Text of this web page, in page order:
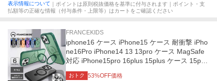
表示情報について ｜ポイントは原則税抜価格を基準に付与されます｜ポイント・支
払額等の正確な情報（付与条件・上限等）はカートをご確認ください
FRANCEKIDS
iphone16 ケース iPhone15 ケース 耐衝撃 iPho
ne16Pro iPhone14 13 13pro ケース MagSafe
対応 iPhone15pro 16plus 15plus ケース 15pro
max スタンド機能 リング
おトク 53%OFF価格